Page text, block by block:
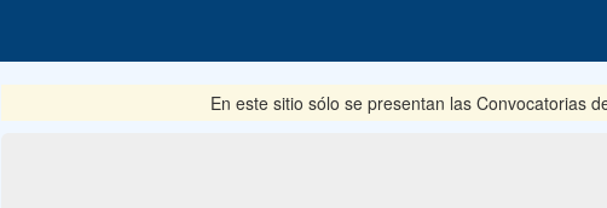
En este sitio sólo se presentan las Convocatorias del